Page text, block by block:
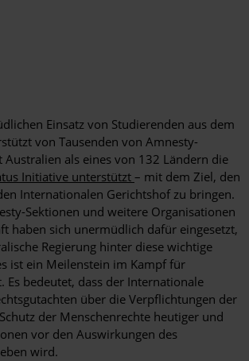
Einsatz von Studierenden aus dem
von Tausenden von Amnesty-
als eines von 132 Ländern die
Initiative unterstützt – mit dem Ziel, den
Internationalen Gerichtshof zu bringen.
Sektionen und weitere Organisationen
haben sich unermüdlich dafür eingesetzt,
Regierung hinter diese wichtige
ist ein Meilenstein im Kampf für
Es bedeutet, dass der Internationale
über die Verpflichtungen der
der Menschenrechte heutiger und
vor den Auswirkungen des
wird.